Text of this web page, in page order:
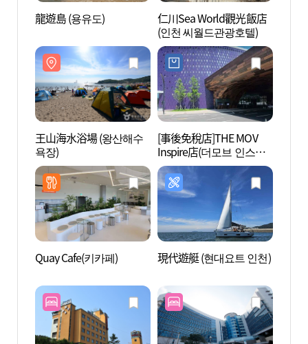
龍遊島 (용유도)
仁川Sea World觀光飯店
(인천 씨월드관광호텔)
王山海水浴場 (왕산해수
욕장)
[事後免稅店]THE MOV
Inspire店(더모브 인스파
이어점)
Quay Cafe(키카페) 現代遊艇 (현대요트 인천)